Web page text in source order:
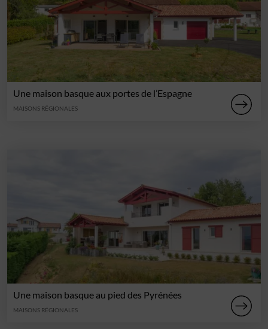
Une maison basque aux portes de l’Espagne
MAISONS RÉGIONALES
Une maison basque au pied des Pyrénées
MAISONS RÉGIONALES